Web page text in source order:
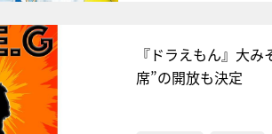
『ドラえもん』大
席”の開放も決定